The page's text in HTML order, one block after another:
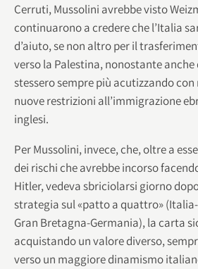
Cerruti, Mussolini avrebbe visto
continuarono a credere che l’Italia
d’aiuto, se non altro per il
verso la Palestina, nonostante anche
stessero sempre più acutizzando
nuove restrizioni all’immigrazione
inglesi.
Per Mussolini, invece, che, oltre a
dei rischi che avrebbe incorso
Hitler, vedeva sbriciolarsi giorno
strategia sul «patto a quattro»
Gran Bretagna-Germania), la carta
acquistando un valore diverso,
verso un maggiore dinamismo